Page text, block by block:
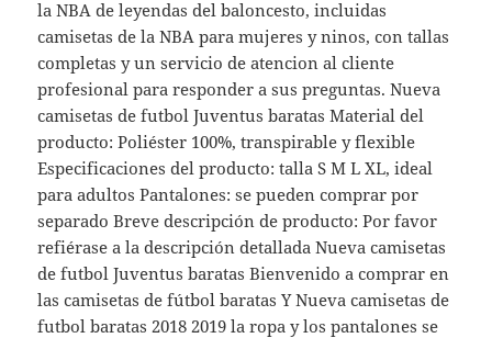
la NBA de leyendas del baloncesto, incluidas
camisetas de la NBA para mujeres y ninos, con tallas
completas y un servicio de atencion al cliente
profesional para responder a sus preguntas. Nueva
camisetas de futbol Juventus baratas Material del
producto: Poliéster 100%, transpirable y flexible
Especificaciones del producto: talla S M L XL, ideal
para adultos Pantalones: se pueden comprar por
separado Breve descripción de producto: Por favor
refiérase a la descripción detallada Nueva camisetas
de futbol Juventus baratas Bienvenido a comprar en
las camisetas de fútbol baratas Y Nueva camisetas de
futbol baratas 2018 2019 la ropa y los pantalones se